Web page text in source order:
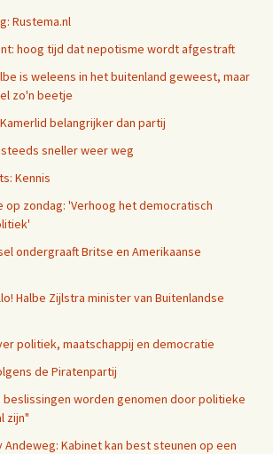
Rustema.nl
hoog tijd dat nepotisme wordt afgestraft
is weleens in het buitenland geweest, maar
zo'n beetje
belangrijker dan partij
sneller weer weg
Kennis
op zondag: 'Verhoog het democratisch
ondergraaft Britse en Amerikaanse
Halbe Zijlstra minister van Buitenlandse
politiek, maatschappij en democratie
de Piratenpartij
beslissingen worden genomen door politieke
zijn"
Andeweg: Kabinet kan best steunen op een